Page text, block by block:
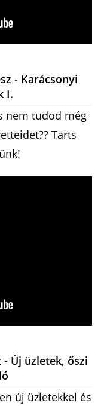
- Karácsonyi
I.
nem tudod még
Tarts
- Új üzletek, őszi
új üzletekkel és